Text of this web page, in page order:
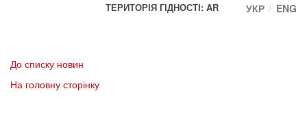
ТЕРИТОРІЯ ГІДНОСТІ: AR
УКР ENG
До списку новин
На головну сторінку